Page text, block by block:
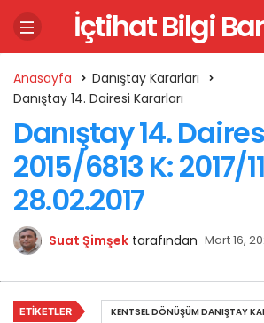
İçtihat Bilgi
Anasayfa
Danıştay Kararları
Danıştay 14. Dairesi Kararları
Danıştay 14.
2015/6813 K: 2017/
28.02.2017
Suat Şimşek tarafından Mart 16,
ETIKETLER KENTSEL DÖNÜŞÜM DANIŞTAY